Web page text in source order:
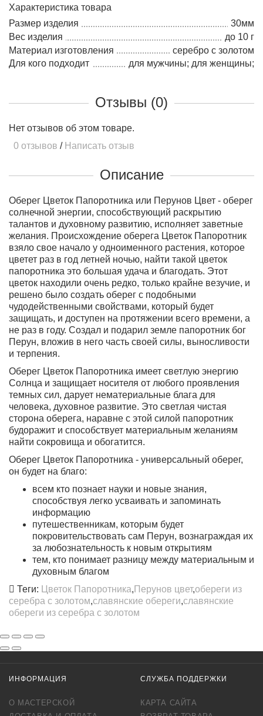
Характеристика товара
Размер изделия
30мм
Вес изделия
до 10 г
Материал изготовления
серебро c золотом
Для кого подходит
для мужчины; для женщины;
Отзывы (0)
Нет отзывов об этом товаре.
0 отзывов / Написать отзыв
Описание
Оберег Цветок Папоротника или Перунов Цвет - оберег
солнечной энергии, способствующий раскрытию
талантов и духовному развитию, исполняет заветные
желания. Происхождение оберега Цветок Папоротник
взяло свое начало у одноименного растения, которое
цветет раз в год летней ночью, найти такой цветок
папоротника это большая удача и благодать. Этот
цветок находили очень редко, только крайне везучие, и
решено было создать оберег с подобными
чудодейственными свойствами, который будет
защищать, и доступен на протяжении всего времени, а
не раз в году. Создал и подарил земле папоротник бог
Перун, вложив в него часть своей силы, выносливости
и терпения.
Оберег Цветок Папоротника имеет светлую энергию
Солнца и защищает носителя от любого проявления
темных сил, дарует нематериальные блага для
человека, духовное развитие. Это светлая чистая
сторона оберега, наравне с этой силой папоротник
будоражит и способствует материальным желаниям
найти сокровища и обогатится.
Оберег Цветок Папоротника - универсальный оберег,
он будет на благо:
всем кто познает науки и новые знания,
способствуя легко усваивать и запоминать
информацию
путешественникам, которым будет
покровительствовать сам Перун, вознаграждая их
за любознательность к новым открытиям
тем, кто понимает разницу между материальным и
духовным благом
Теги:
Цветок Папоротника, Перунов цвет,обереги из
серебра с золотом,славянские обереги,славянские
обереги из серебра с золотом
ИНФОРМАЦИЯ
О МАСТЕРСКОЙ
СЛУЖБА ПОДДЕРЖКИ
КАРТА САЙТА